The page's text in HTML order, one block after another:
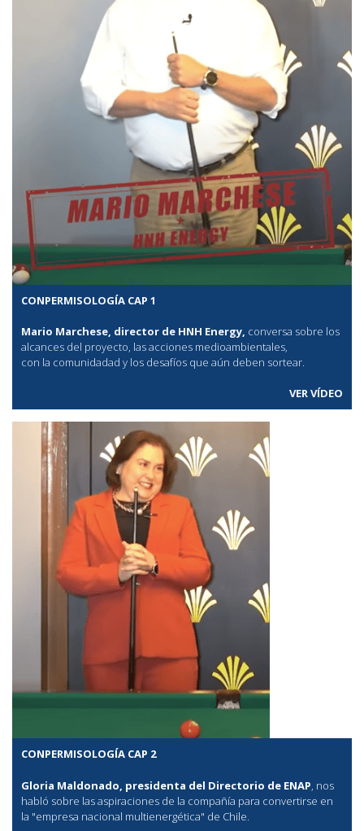
CONPERMISOLOGÍA CAP 1
Mario Marchese, director de HNH Energy, conversa sobre los
alcances del proyecto, las acciones medioambientales,
con la comunidadad y los desafíos que aún deben sortear.
VER VÍDEO
CONPERMISOLOGÍA CAP 2
Gloria Maldonado, presidenta del Directorio de ENAP, nos
habló sobre las aspiraciones de la compañía para convertirse en
la "empresa nacional multienergética" de Chile.